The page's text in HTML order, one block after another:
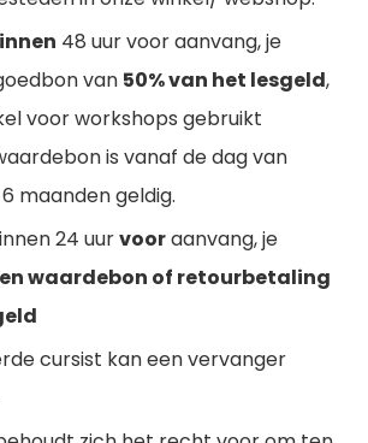
48 uur voor aanvang, je
van 50% van het lesgeld,
voor workshops gebruikt
is vanaf de dag van
maanden geldig.
24 uurvooraanvang, je
waardebon of retourbetaling
cursist kan een vervanger